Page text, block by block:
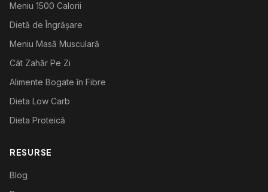
Meniu 1500 Calorii
Dietă de Îngrășare
Meniu Masă Musculară
Cât Zahăr Pe Zi
Alimente Bogate în Fibre
Dieta Low Carb
Dieta Proteică
RESURSE
Blog